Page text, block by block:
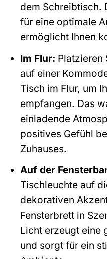
dem Schreibtisch.
für eine optimale
ermöglicht Ihnen
Im Flur: Platzieren
auf einer
Tisch im Flur, um
empfangen. Das
einladende
positives Gefühl
Zuhauses.
Auf der
Tischleuchte auf
dekorativen
Fensterbrett in
Licht erzeugt eine
und sorgt für ein